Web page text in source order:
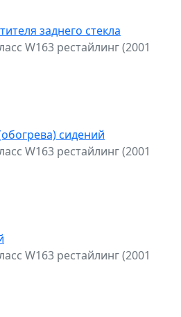
заднего стекла
W163 рестайлинг (2001
сидений
W163 рестайлинг (2001
W163 рестайлинг (2001